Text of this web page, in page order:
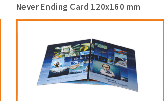
Never Ending Card 120x160 mm